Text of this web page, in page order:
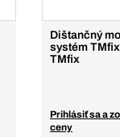
Dištančný
systém
TMfix
Prihlásiť sa a
ceny